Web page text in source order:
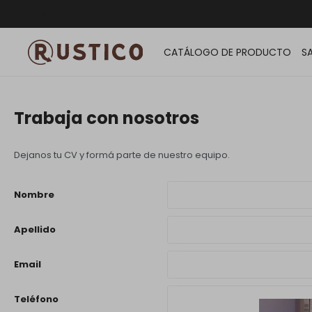
CATÁLOGO DE PRODUCTO
Trabaja con nosotros
Dejanos tu CV y formá parte de nuestro equipo.
Nombre
Apellido
Email
Teléfono